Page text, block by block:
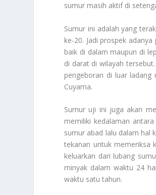
sumur masih aktif di
Sumur ini adalah yang
ke-20. Jadi prospek
baik di dalam maupun di
di darat di wilayah
pengeboran di luar ladang
Cuyama.
Sumur uji ini juga akan
memiliki kedalaman
sumur abad lalu dalam hal
tekanan untuk memeriksa
keluarkan dari lubang
minyak dalam waktu 24
waktu satu tahun.